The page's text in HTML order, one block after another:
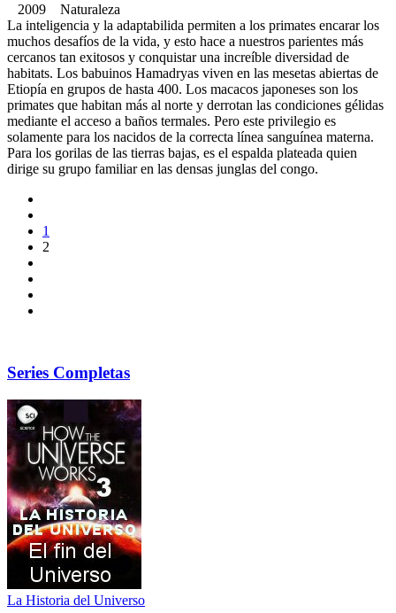
2009 Naturaleza
La inteligencia y la adaptabilida permiten a los primates encarar los
muchos desafíos de la vida, y esto hace a nuestros parientes más
cercanos tan exitosos y conquistar una increíble diversidad de
habitats. Los babuinos Hamadryas viven en las mesetas abiertas de
Etiopía en grupos de hasta 400. Los macacos japoneses son los
primates que habitan más al norte y derrotan las condiciones gélidas
mediante el acceso a baños termales. Pero este privilegio es
solamente para los nacidos de la correcta línea sanguínea materna.
Para los gorilas de las tierras bajas, es el espalda plateada quien
dirige su grupo familiar en las densas junglas del congo.
1
2
Series Completas
La Historia del Universo